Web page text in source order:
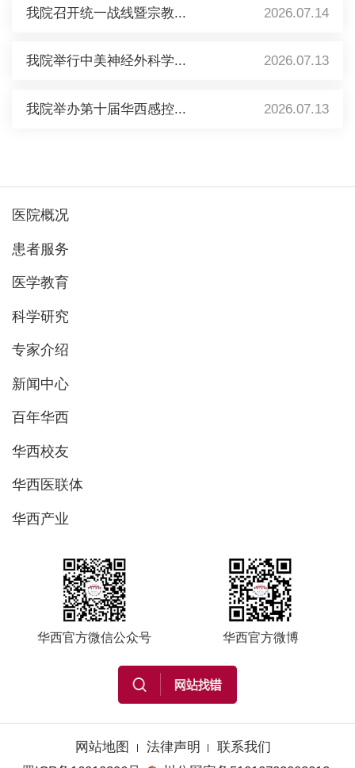
我院召开统一战线暨宗教... 2026.07.14
我院举行中美神经外科学... 2026.07.13
我院举办第十届华西感控... 2026.07.13
医院概况
患者服务
医学教育
科学研究
专家介绍
新闻中心
百年华西
华西校友
华西医联体
华西产业
华西官方微信公众号 华西官方微博
网站地图 法律声明
联系我们